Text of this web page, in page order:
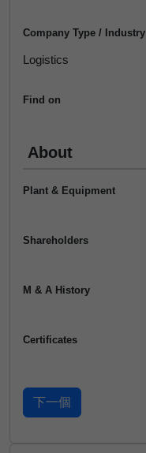
Company Type / Industry
Logistics
Find on
About
Plant & Equipment
Shareholders
M & A History
Certificates